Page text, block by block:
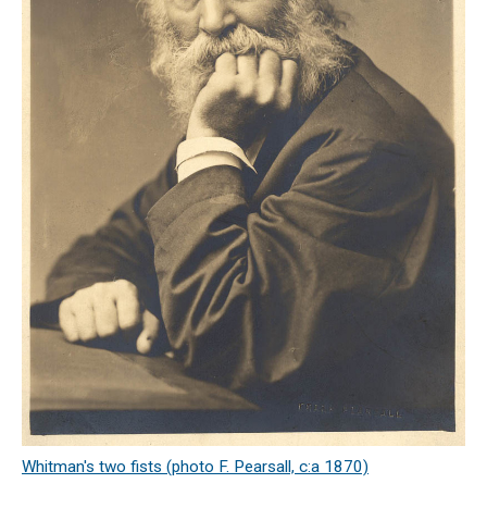
Whitman's two fists (photo F. Pearsall, c:a 1870)